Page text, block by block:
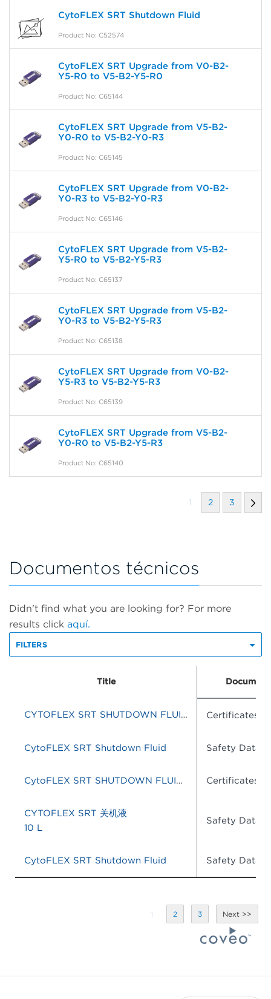
CytoFLEX SRT Shutdown Fluid
Product No: C52574
CytoFLEX SRT Upgrade from V0-B2-
Y5-R0 to V5-B2-Y5-R0
Product No: C65144
CytoFLEX SRT Upgrade from V5-B2-
Y0-R0 to V5-B2-Y0-R3
Product No: C65145
CytoFLEX SRT Upgrade from V0-B2-
Y0-R3 to V5-B2-Y0-R3
Product No: C65146
CytoFLEX SRT Upgrade from V5-B2-
Y5-R0 to V5-B2-Y5-R3
Product No: C65137
CytoFLEX SRT Upgrade from V5-B2-
Y0-R3 to V5-B2-Y5-R3
Product No: C65138
CytoFLEX SRT Upgrade from V0-B2-
Y5-R3 to V5-B2-Y5-R3
Product No: C65139
CytoFLEX SRT Upgrade from V5-B2-
Y0-R0 to V5-B2-Y5-R3
Product No: C65140
1 2 3
Documentos técnicos
Didn't find what you are looking for? For more
results click aquí.
FILTERS
Title Document
CYTOFLEX SRT SHUTDOWN FLUID 10L Certificates
CytoFLEX SRT Shutdown Fluid Safety Data
CytoFLEX SRT SHUTDOWN FLUID SHEATH 10L Certificates
CYTOFLEX SRT 关机液
10 L
Safety Data
CytoFLEX SRT Shutdown Fluid Safety Data
1 2 3